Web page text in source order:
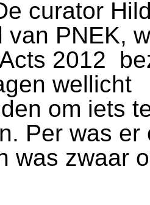
curator
van PNEK,
2012
wellicht
om iets
Per was er
was zwaar